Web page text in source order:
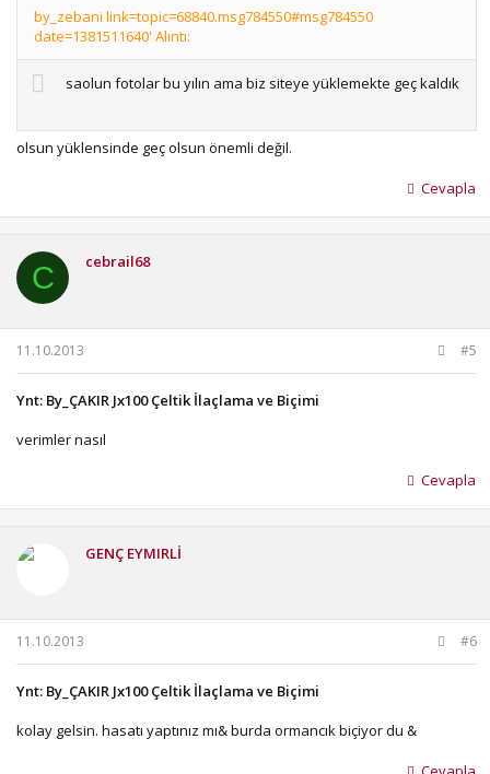
by_zebani link=topic=68840.msg784550#msg784550
date=1381511640' Alıntı:
saolun fotolar bu yılın ama biz siteye yüklemekte geç kaldık
olsun yüklensinde geç olsun önemli değil.
Cevapla
C cebrail68
11.10.2013 #5
Ynt: By_ÇAKIR Jx100 Çeltik İlaçlama ve Biçimi
verimler nasıl
Cevapla
GENÇ EYMIRLİ
11.10.2013 #6
Ynt: By_ÇAKIR Jx100 Çeltik İlaçlama ve Biçimi
kolay gelsin. hasatı yaptınız mı& burda ormancık biçiyor du &